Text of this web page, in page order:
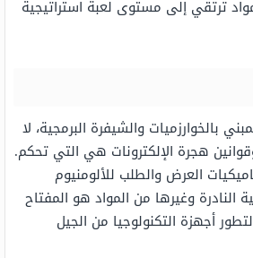
ترتقي إلى مستوى لعبة استراتيجية
بالخوارزميات والشيفرة البرمجية، لا
هجرة الإلكترونات هي التي تحكم.
العرض والطلب للألومنيوم
النادرة وغيرها من المواد هو المفتاح
أجهزة التكنولوجيا من الجيل